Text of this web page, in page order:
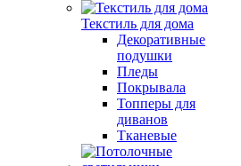
Текстиль для дома
Декоративные
подушки
Пледы
Покрывала
Топперы для
диванов
Тканевые